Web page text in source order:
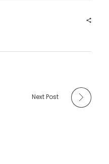
Next Post